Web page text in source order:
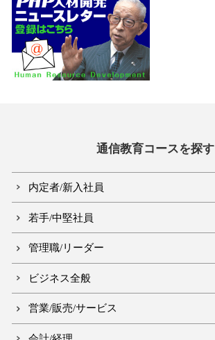
通信教育コースを探す
内定者/新入社員
若手/中堅社員
管理職/リーダー
ビジネス全般
営業/販売/サービス